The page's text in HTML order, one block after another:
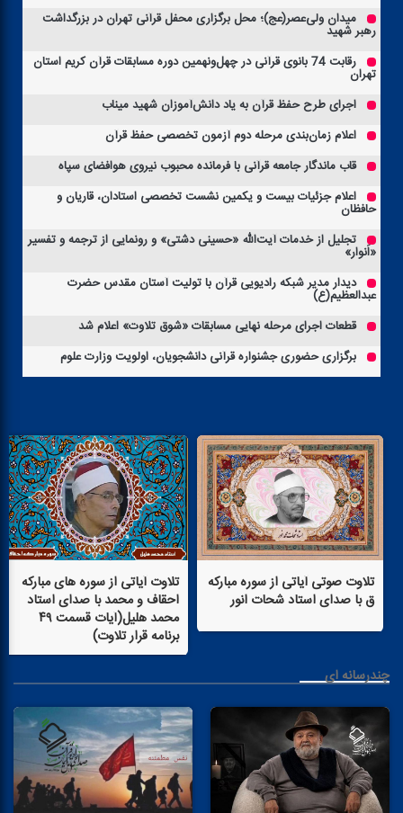
میدان ولی‌عصر(عج)؛ محل برگزاری محفل قرآنی تهران در بزرگداشت
رهبر شهید
رقابت 74 بانوی قرآنی در چهل‌ونهمین دوره مسابقات قرآن كریم استان
تهران
اجرای طرح حفظ قرآن به یاد دانش‌آموزان شهید میناب
اعلام زمان‌بندی مرحله دوم آزمون‌ تخصصی حفظ قرآن
قاب ماندگار جامعه قرآنی با فرمانده محبوب نیروی هوافضای سپاه
اعلام جزئیات بیست و یكمین نشست تخصصی استادان، قاریان و
حافظان
تجلیل از خدمات آیت‌الله «حسینی دشتی» و رونمایی از ترجمه و تفسیر
«اَنوار»
دیدار مدیر شبكه رادیویی قرآن با تولیت آستان مقدس حضرت
عبدالعظیم(ع)
قطعات اجرای مرحله نهایی مسابقات «شوق تلاوت» اعلام شد
برگزاری حضوری جشنواره قرآنی دانشجویان، اولویت وزارت علوم
تلاوت صوتی آیاتی از سوره مباركه
ق با صدای استاد شحات انور
تلاوت آیاتی از سوره های مباركه
احقاف و محمد با صدای استاد
محمد هلیل(آیات قسمت ۴۹
برنامه قرار تلاوت)
چندرسانه ای